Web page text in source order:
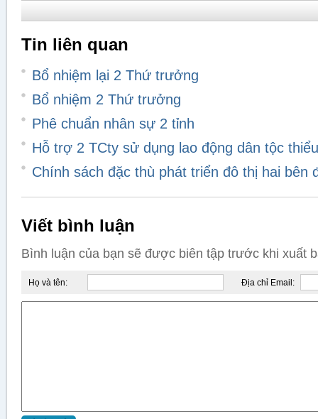
Tin liên quan
Bổ nhiệm lại 2 Thứ trưởng
Bổ nhiệm 2 Thứ trưởng
Phê chuẩn nhân sự 2 tỉnh
Hỗ trợ 2 TCty sử dụng lao động dân tộc
Chính sách đặc thù phát triển đô thị hai bên
Viết bình luận
Bình luận của bạn sẽ được biên tập trước khi xuất
Họ và tên: Địa chỉ Email: